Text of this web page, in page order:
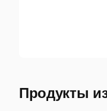
Продукты